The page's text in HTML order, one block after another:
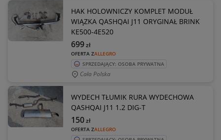
HAK HOLOWNICZY KOMPLET MODUŁ
WIĄZKA QASHQAI J11 ORYGINAŁ BRINK
KE500-4E520
OFERTA ZALLEGRO
699zł
SPRZEDAJĄCY: OSOBA PRYWATNA
Cała Polska
WYDECH TŁUMIK RURA WYDECHOWA
QASHQAI J11 1.2 DIG-T
OFERTA ZALLEGRO
150zł